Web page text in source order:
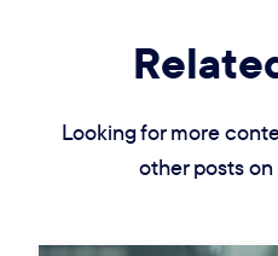
Looking for more
other posts